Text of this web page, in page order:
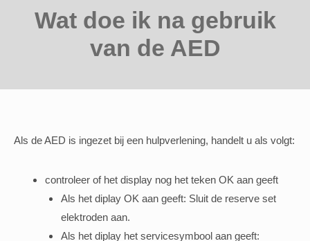
Wat doe ik na gebruik
van de AED
Als de AED is ingezet bij een hulpverlening, handelt u als volgt:
controleer of het display nog het teken OK aan geeft
Als het diplay OK aan geeft: Sluit de reserve set
elektroden aan.
Als het diplay het servicesymbool aan geeft: